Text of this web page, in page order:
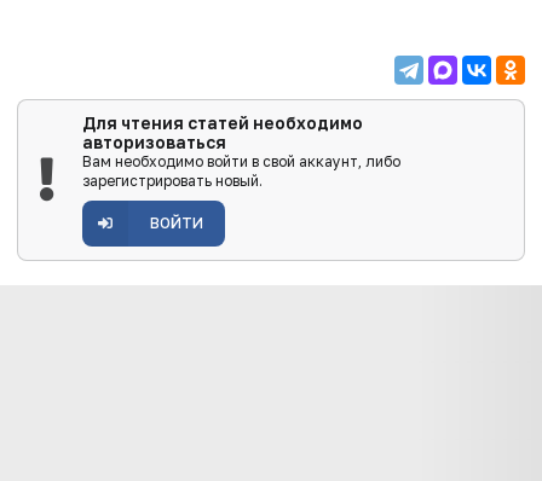
Для чтения статей необходимо
авторизоваться
Вам необходимо войти в свой аккаунт, либо
зарегистрировать новый.
ВОЙТИ